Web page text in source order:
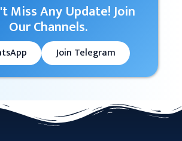
Miss Any Update! Join
Our Channels.
Join Telegram